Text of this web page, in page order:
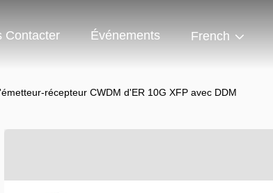
Contacter Événements French
récepteur CWDM d'ER 10G XFP avec DDM